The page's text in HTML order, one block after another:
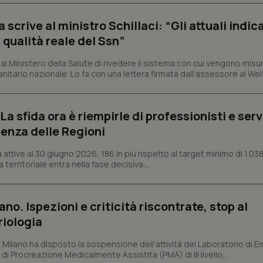
scrive al ministro Schillaci: “Gli attuali
reale del Ssn”
Ministero della Salute di rivedere il sistema con cui vengono
nazionale. Lo fa con una lettera firmata dall'assessore al
sfida ora è riempirle di professionisti e
delle Regioni
attive al 30 giugno 2026, 186 in più rispetto al target minimo di
territoriale entra nella fase decisiva:...
Ispezioni e criticità riscontrate, stop al
Milano ha disposto la sospensione dell'attività del Laboratorio di
Procreazione Medicalmente Assistita (PMA) di III livello,...
2 giorni
www.quotidianosanita.it
2 giorni
Google LLC
1 anno 1
Questo nome di cookie è
significativo del servizio di
per distinguere utenti unici
generato in modo casuale come
PHP.net
www.quotidianosanita.it
Sessione
Cookie generato da applicazioni
sessione utente. Normalmente
utilizzato può essere specifico
buon esempio è mantenere uno
mese
per mantenere lo stato della